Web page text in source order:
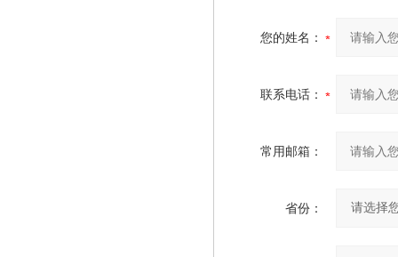
您的姓名：
联系电话：
常用邮箱：
省份：